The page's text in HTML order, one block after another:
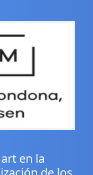
en la